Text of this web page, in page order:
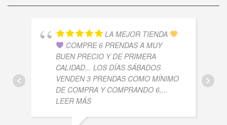
LA MEJOR TIENDA
COMPRE 6 PRENDAS A MUY
BUEN PRECIO Y DE PRIMERA
CALIDAD... LOS DÍAS SÁBADOS
VENDEN 3 PRENDAS COMO MÍNIMO
DE COMPRA Y COMPRANDO 6,...
LEER MÁS